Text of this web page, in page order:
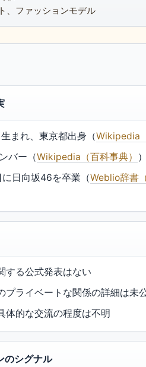
、ファッションモデル
まれ、東京都出身（Wikipedia
バー（Wikipedia（百科事典）
日向坂46を卒業（Weblio辞書
する公式発表はない
プライベートな関係の詳細は未
体的な交流の程度は不明
のシグナル